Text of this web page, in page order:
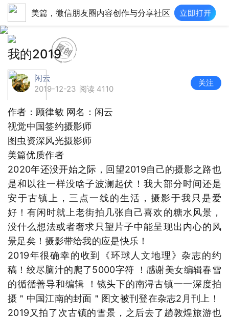
美篇，微信朋友圈内容创作与分享社区
我的2019
闲云
2019-12-23 阅读 4110
关注
作者：顾律敏 网名：闲云
视觉中国签约摄影师
图虫资深风光摄影师
美篇优质作者
2020年还没开始之际，回望2019自己的摄影之路也
是和以往一样没啥子波澜起伏！我大部分时间还是
安于古镇上，三点一线的生活，摄影于我只是爱
好！有闲时就上老街拍几张自己喜欢的糖水风景，
没什么想法或者奢求只望片子中能呈现出内心的风
景足矣！摄影带给我的应是快乐！
2019年很确幸的收到《环球人文地理》杂志的约
稿！绞尽脑汁的爬了5000字符 ！感谢美女编辑春雪
的循循善导和编辑 ！镜头下的南浔古镇一一深度拍
摄＂中国江南的封面＂图文被刊登在杂志2月刊上！
2019又拍了次古镇的雪景，之后去了趟敦煌旅游也